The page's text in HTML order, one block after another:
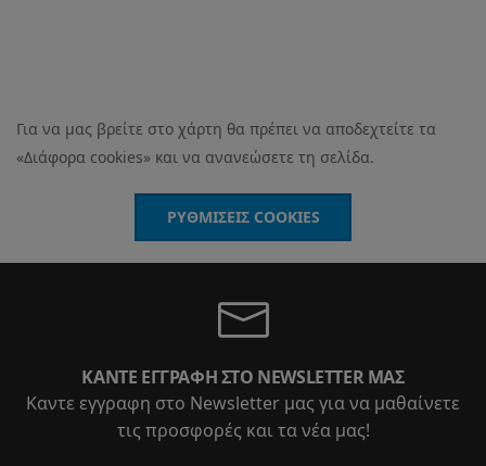
Για να μας βρείτε στο χάρτη θα πρέπει να αποδεχτείτε τα
«Διάφορα cookies» και να ανανεώσετε τη σελίδα.
ΡΥΘΜΊΣΕΙΣ COOKIES
ΚΆΝΤΕ ΕΓΓΡΑΦΉ ΣΤΟ NEWSLETTER ΜΑΣ
Καντε εγγραφη στο Newsletter μας για να μαθαίνετε
τις προσφορές και τα νέα μας!